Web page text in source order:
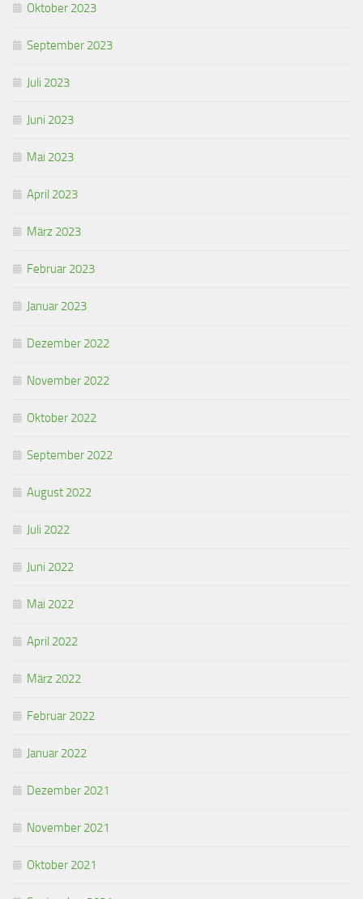
Oktober 2023
September 2023
Juli 2023
Juni 2023
Mai 2023
April 2023
März 2023
Februar 2023
Januar 2023
Dezember 2022
November 2022
Oktober 2022
September 2022
August 2022
Juli 2022
Juni 2022
Mai 2022
April 2022
März 2022
Februar 2022
Januar 2022
Dezember 2021
November 2021
Oktober 2021